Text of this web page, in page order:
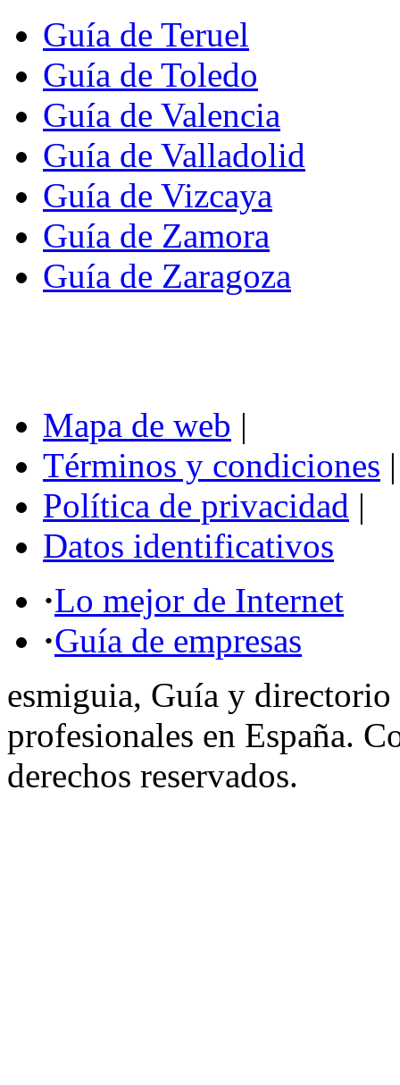
Guía de Teruel
Guía de Toledo
Guía de Valencia
Guía de Valladolid
Guía de Vizcaya
Guía de Zamora
Guía de Zaragoza
Mapa de web |
Términos y condiciones |
Política de privacidad |
Datos identificativos
·Lo mejor de Internet
·Guía de empresas
esmiguia, Guía y directorio
profesionales en España.
derechos reservados.